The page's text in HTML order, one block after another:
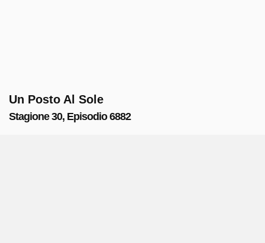
Un Posto Al Sole
Stagione 30, Episodio 6882